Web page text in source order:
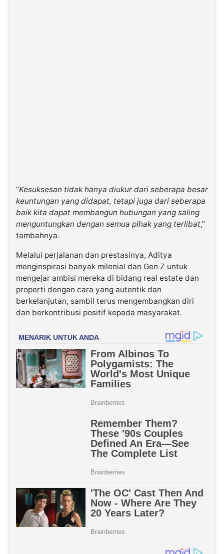
“Kesuksesan tidak hanya diukur dari seberapa besar
keuntungan yang didapat, tetapi juga dari seberapa
baik kita dapat membangun hubungan yang saling
menguntungkan dengan semua pihak yang terlibat,”
tambahnya.
Melalui perjalanan dan prestasinya, Aditya
menginspirasi banyak milenial dan Gen Z untuk
mengejar ambisi mereka di bidang real estate dan
properti dengan cara yang autentik dan
berkelanjutan, sambil terus mengembangkan diri
dan berkontribusi positif kepada masyarakat.